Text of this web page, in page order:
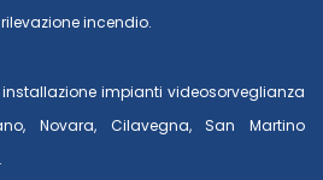
incendio.
installazione impianti videosorveglianza
, Novara, Cilavegna, San Martino